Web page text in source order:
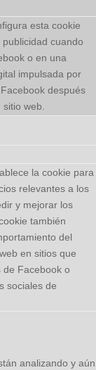
esta cookie
cuando
o en una
impulsada por
después
web.
la cookie para
relevantes a los
y mejorar los
también
del
en sitios que
Facebook o
sociales de
analizando y aún